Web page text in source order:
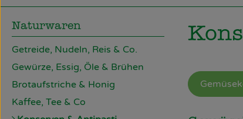
Naturwaren
Getreide, Nudeln, Reis & Co.
Gewürze, Essig, Öle & Brühen
Brotaufstriche & Honig
Kaffee, Tee & Co